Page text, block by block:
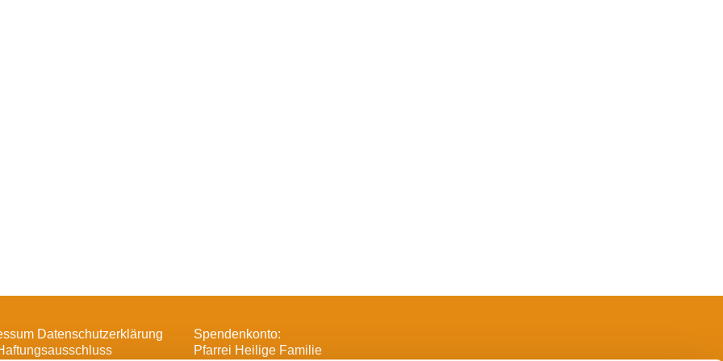
Datenschutzerklärung
Spendenkonto:
Pfarrei Heilige Familie